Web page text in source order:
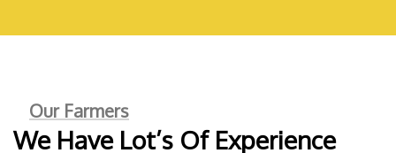
Our Farmers
We Have Lot’s Of Experience